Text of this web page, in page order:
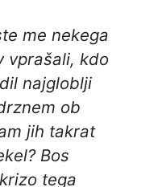
me nekega
vprašali, kdo
najgloblji
ob
jih takrat
Bos
tega